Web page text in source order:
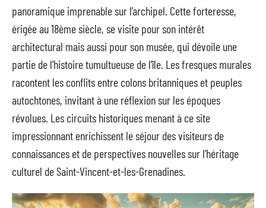
panoramique imprenable sur l’archipel. Cette forteresse,
érigée au 18ème siècle, se visite pour son intérêt
architectural mais aussi pour son musée, qui dévoile une
partie de l’histoire tumultueuse de l’île. Les fresques murales
racontent les conflits entre colons britanniques et peuples
autochtones, invitant à une réflexion sur les époques
révolues. Les circuits historiques menant à ce site
impressionnant enrichissent le séjour des visiteurs de
connaissances et de perspectives nouvelles sur l’héritage
culturel de Saint-Vincent-et-les-Grenadines.